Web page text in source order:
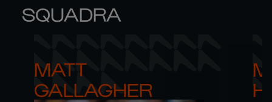
SQUADRA
MATT
GALLAGHER